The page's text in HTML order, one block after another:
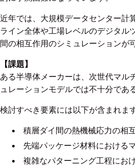
近年では、大規模データセンター計
ライン全体や工場レベルのデジタル
間の相互作用のシミュレーションが
【課題】
ある半導体メーカーは、次世代マル
ュレーションモデルでは不十分であ
検討すべき要素には以下が含まれま
積層ダイ間の熱機械応力の相
先端パッケージ材料における
複雑なパターニング工程にお